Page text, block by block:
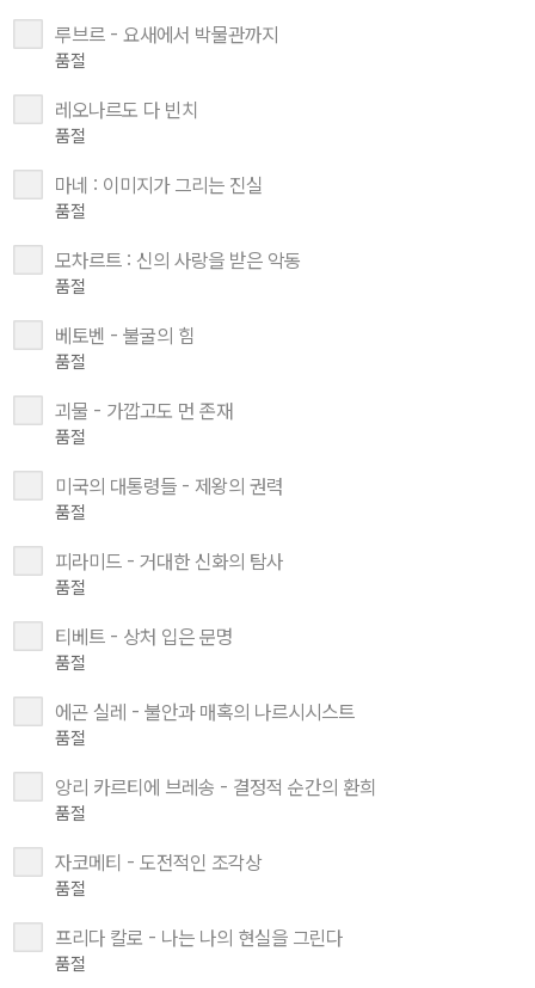
루브르 - 요새에서 박물관까지
품절
레오나르도 다 빈치
품절
마네 : 이미지가 그리는 진실
품절
모차르트 : 신의 사랑을 받은 악동
품절
베토벤 - 불굴의 힘
품절
괴물 - 가깝고도 먼 존재
품절
미국의 대통령들 - 제왕의 권력
품절
피라미드 - 거대한 신화의 탐사
품절
티베트 - 상처 입은 문명
품절
에곤 실레 - 불안과 매혹의 나르시시스트
품절
앙리 카르티에 브레송 - 결정적 순간의 환희
품절
자코메티 - 도전적인 조각상
품절
프리다 칼로 - 나는 나의 현실을 그린다
품절